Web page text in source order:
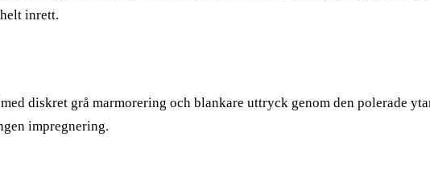
inrett.
diskret grå marmorering och blankare uttryck genom den polerade
impregnering.